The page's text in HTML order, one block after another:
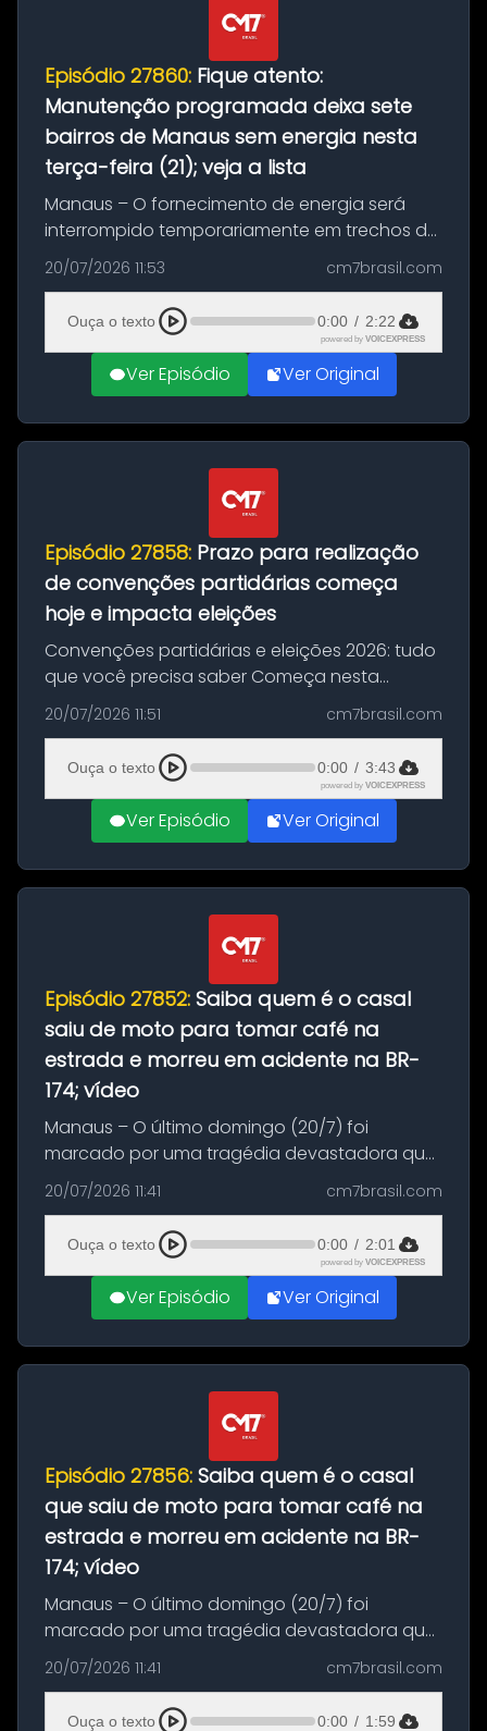
Episódio 27860: Fique atento:
Manutenção programada deixa sete
bairros de Manaus sem energia nesta
terça-feira (21); veja a lista
Manaus – O fornecimento de energia será
interrompido temporariamente em trechos de
sete bairros de Manaus nesta terça-feira (21).
A suspensão programada ocorrerá para a
execução de serviços de manuten...
20/07/2026 11:53 cm7brasil.com
Ouça o texto 0:00 / 2:22
powered by VOICEXPRESS
Ver Episódio Ver Original
Episódio 27858: Prazo para realização
de convenções partidárias começa
hoje e impacta eleições
Convenções partidárias e eleições 2026: tudo
que você precisa saber Começa nesta
segunda-feira e vai até 5 de agosto o prazo
para que partidos políticos e federações
partidárias realizem suas convençõ...
20/07/2026 11:51 cm7brasil.com
Ouça o texto 0:00 / 3:43
powered by VOICEXPRESS
Ver Episódio Ver Original
Episódio 27852: Saiba quem é o casal
saiu de moto para tomar café na
estrada e morreu em acidente na BR-
174; vídeo
Manaus – O último domingo (20/7) foi
marcado por uma tragédia devastadora que
resultou na morte precoce de dois jovens na
BR-174, na zona rural de Manaus. Um passeio
com destino a um típico café regio...
20/07/2026 11:41 cm7brasil.com
Ouça o texto 0:00 / 2:01
powered by VOICEXPRESS
Ver Episódio Ver Original
Episódio 27856: Saiba quem é o casal
que saiu de moto para tomar café na
estrada e morreu em acidente na BR-
174; vídeo
Manaus – O último domingo (20/7) foi
marcado por uma tragédia devastadora que
resultou na morte precoce de dois jovens na
BR-174, na zona rural de Manaus. Um passeio
com destino a um típico café regio...
20/07/2026 11:41 cm7brasil.com
Ouça o texto 0:00 / 1:59